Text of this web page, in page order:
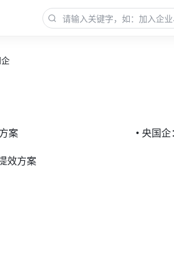
案
• 央国
效方案